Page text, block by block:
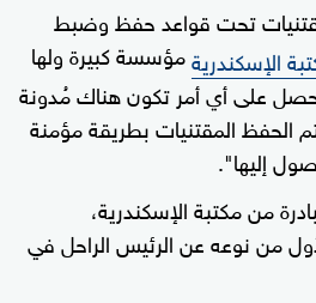
تحت قواعد حفظ وضبط
الإسكندريةمؤسسة كبيرة ولها
على أي أمر تكون هناك مُدونة
الحفظ المقتنيات بطريقة مؤمنة
إليها".
من مكتبة الإسكندرية،
من نوعه عن الرئيس الراحل في